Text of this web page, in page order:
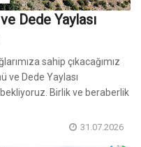
Dede Yaylası
sahip çıkacağımız
ve Dede Yaylası
Birlik ve beraberlik
31.07.2026